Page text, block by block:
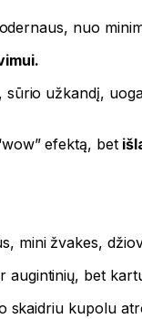
nuo
užkandį,
efektą, bet
mini žvakes,
bet
kupolu